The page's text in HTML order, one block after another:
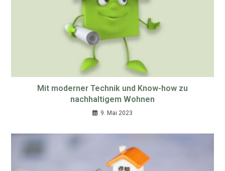
Mit moderner Technik und Know-how zu
nachhaltigem Wohnen
9. Mai 2023